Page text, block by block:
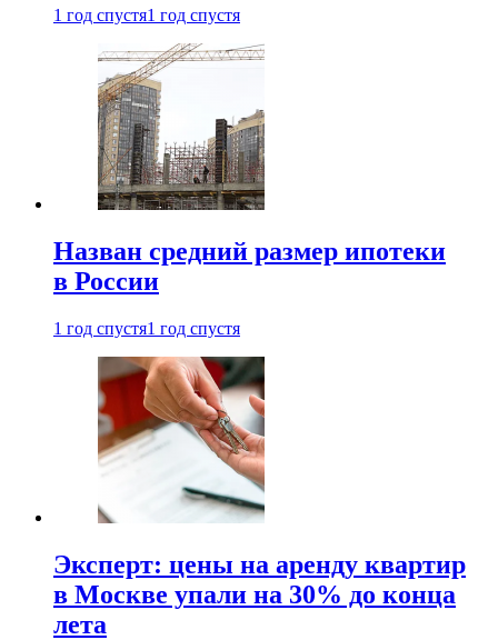
1 год спустя1 год спустя
Назван средний размер ипотеки
в России
1 год спустя1 год спустя
Эксперт: цены на аренду квартир
в Москве упали на 30% до конца
лета